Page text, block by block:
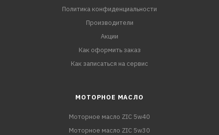
Политика конфиденциальности
Производители
Акции
Как оформить заказ
Как записаться на сервис
МОТОРНОЕ МАСЛО
Моторное масло ZIC 5w40
Моторное масло ZIC 5w30